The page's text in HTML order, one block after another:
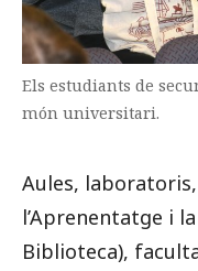
Els estudiants de
món universitari.
Aules,
l’Aprenentatge i
Biblioteca),